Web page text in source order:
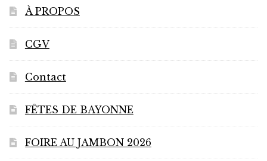
À PROPOS
CGV
Contact
FÊTES DE BAYONNE
FOIRE AU JAMBON 2026